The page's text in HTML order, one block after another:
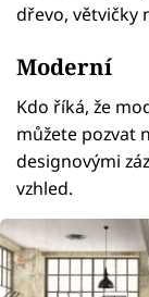
dřevo, větvičky
Moderní
Kdo říká, že
můžete pozvat
designovými
vzhled.